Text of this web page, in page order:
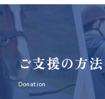
ご支援の方法
Donation